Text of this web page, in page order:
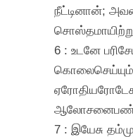
நீட்டினான்;
6 : உடனே
7 : இயேசு